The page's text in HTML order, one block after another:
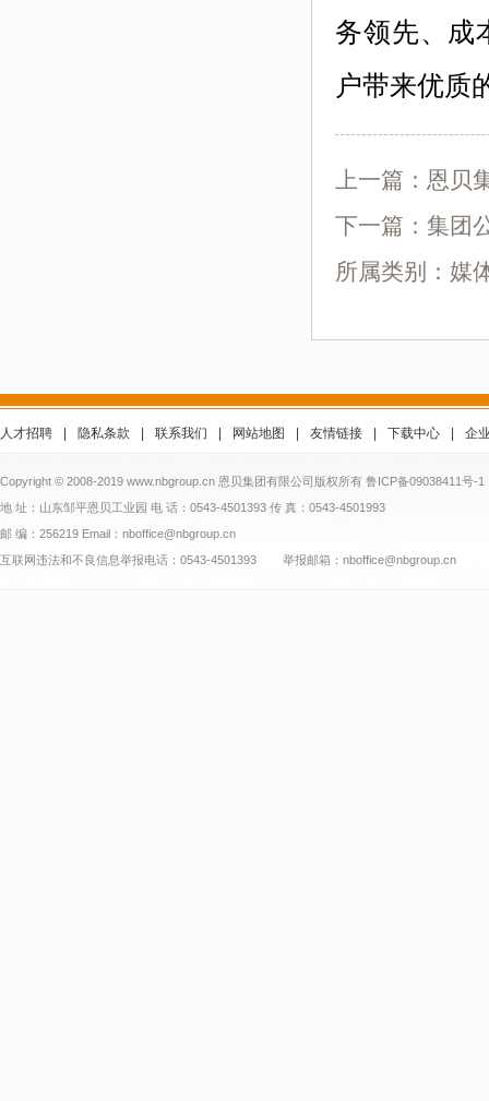
务领先、成
户带来优质
上一篇： 恩贝
下一篇： 集团
所属类别：媒
人才招聘 隐私条款 联系我们 网站地图 友情链接 下载中心 企
Copyright © 2008-2019 www.nbgroup.cn 恩贝集团有限公司版权所有 鲁ICP备09038411号-1
地 址：山东邹平恩贝工业园 电 话：0543-4501393 传 真：0543-4501993
邮 编：256219 Email：nboffice@nbgroup.cn
互联网违法和不良信息举报电话：0543-4501393 举报邮箱：nboffice@nbgroup.cn